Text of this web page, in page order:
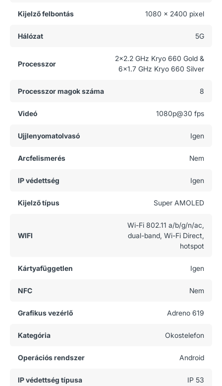
Kijelző felbontás 1080 x 2400 pixel
Hálózat 5G
Processzor
2x2.2 GHz Kryo 660 Gold &
6x1.7 GHz Kryo 660 Silver
Processzor magok száma 8
Videó 1080p@30 fps
Ujjlenyomatolvasó Igen
Arcfelismerés Nem
IP védettség Igen
Kijelző típus Super AMOLED
WIFI
Wi-Fi 802.11 a/b/g/n/ac,
dual-band, Wi-Fi Direct,
hotspot
Kártyafüggetlen Igen
NFC Nem
Grafikus vezérlő Adreno 619
Kategória Okostelefon
Operációs rendszer Android
IP védettség típusa IP 53